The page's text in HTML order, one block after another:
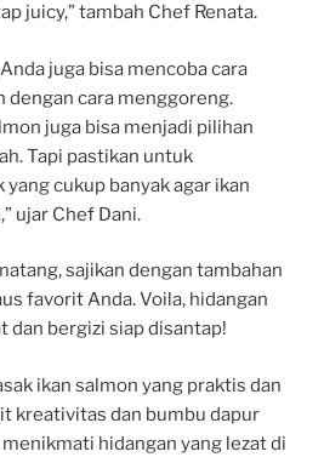
juicy,” tambah Chef Renata.
juga bisa mencoba cara
dengan cara menggoreng.
juga bisa menjadi pilihan
Tapi pastikan untuk
cukup banyak agar ikan
ujar Chef Dani.
sajikan dengan tambahan
favorit Anda. Voila, hidangan
dan bergizi siap disantap!
ikan salmon yang praktis dan
kreativitas dan bumbu dapur
hidangan yang lezat di